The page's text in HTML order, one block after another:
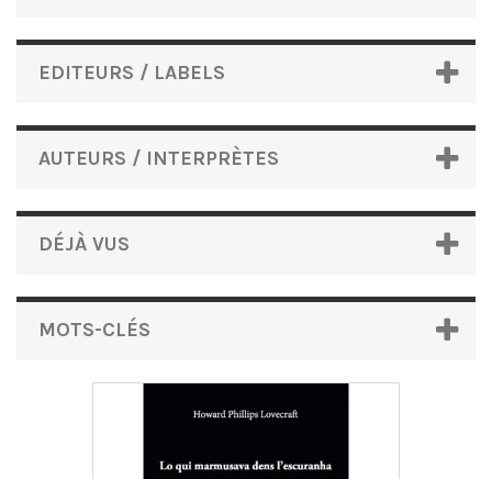
EDITEURS / LABELS
AUTEURS / INTERPRÈTES
DÉJÀ VUS
MOTS-CLÉS